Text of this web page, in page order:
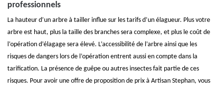
professionnels
La hauteur d’un arbre à tailler influe sur les tarifs d’un élagueur. Plus votre
arbre est haut, plus la taille des branches sera complexe, et plus le coût de
l’opération d’élagage sera élevé. L’accessibilité de l’arbre ainsi que les
risques de dangers lors de l’opération entrent aussi en compte dans la
tarification. La présence de guêpe ou autres insectes fait partie de ces
risques. Pour avoir une offre de proposition de prix à Artisan Stephan, vous